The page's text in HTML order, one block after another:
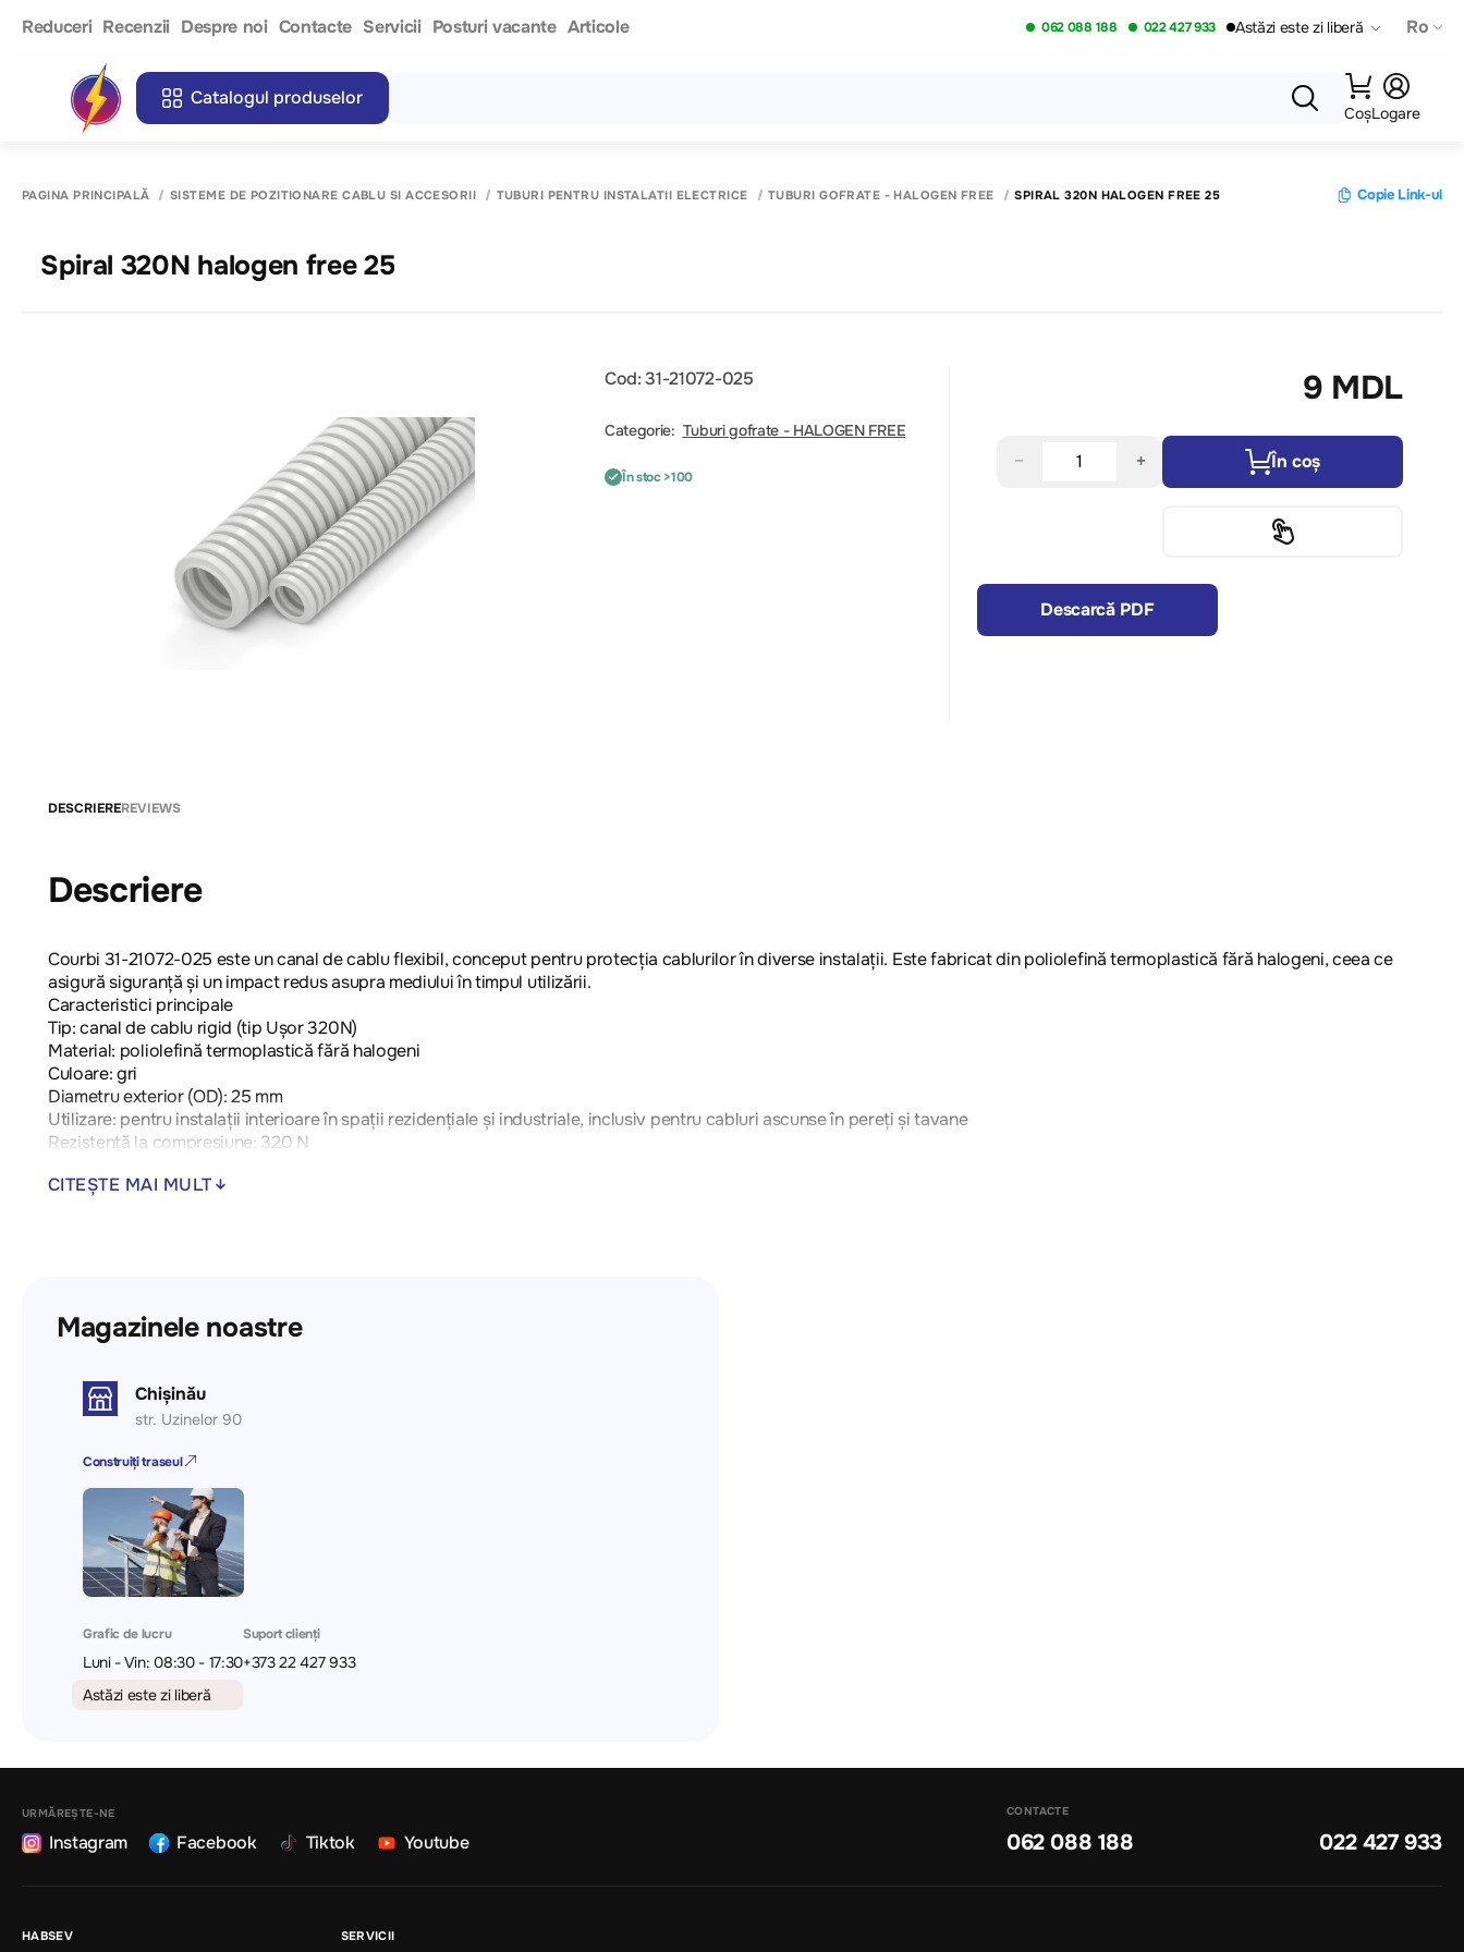
Reduceri Recenzii Despre noi Contacte Servicii Posturi vacante Articole 062 088 188 022 427 933 Astăzi este zi liberă Ro
Catalogul produselor
CoșLogare
PAGINA PRINCIPALĂ SISTEME DE POZITIONARE CABLU SI ACCESORII TUBURI PENTRU INSTALATII ELECTRICE TUBURI GOFRATE - HALOGEN FREE SPIRAL 320N HALOGEN FREE 25 Copie Link-ul
Spiral 320N halogen free 25
Cod: 31-21072-025
Categorie: Tuburi gofrate - HALOGEN FREE
În stoc >100
9 MDL
− + În coș
Descarcă PDF
DESCRIEREREVIEWS
Descriere
Courbi 31-21072-025 este un canal de cablu flexibil, conceput pentru protecția cablurilor în diverse instalații. Este fabricat din poliolefină termoplastică fără halogeni, ceea ce
asigură siguranță și un impact redus asupra mediului în timpul utilizării.
Caracteristici principale
Tip: canal de cablu rigid (tip Ușor 320N)
Material: poliolefină termoplastică fără halogeni
Culoare: gri
Diametru exterior (OD): 25 mm
Utilizare: pentru instalații interioare în spații rezidențiale și industriale, inclusiv pentru cabluri ascunse în pereți și tavane
Rezistență la compresiune: 320 N
Certificare: conform standardelor europene de calitate și siguranță
CITEȘTE MAI MULT
Magazinele noastre
Chișinău
str. Uzinelor 90
Construiți traseul
Grafic de lucru
Luni - Vin: 08:30 - 17:30
Astăzi este zi liberă
Suport clienți
+373 22 427 933
URMĂREȘTE-NE
Instagram Facebook Tiktok Youtube
CONTACTE
062 088 188 022 427 933
HABSEV SERVICII